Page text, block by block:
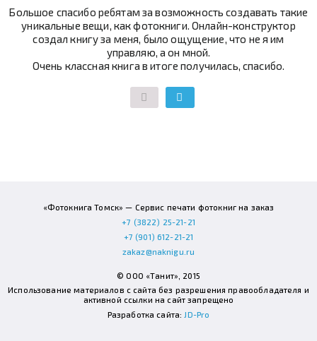
Большое спасибо ребятам за возможность создавать такие
уникальные вещи, как фотокниги. Онлайн-конструктор
создал книгу за меня, было ощущение, что не я им
управляю, а он мной.
Очень классная книга в итоге получилась, спасибо.
«Фотокнига Томск» — Сервис печати фотокниг на заказ
+7 (3822) 25-21-21
+7 (901) 612-21-21
zakaz@naknigu.ru
© ООО «Танит», 2015
Использование материалов с сайта без разрешения правообладателя и
активной ссылки на сайт запрещено
Разработка сайта: JD-Pro